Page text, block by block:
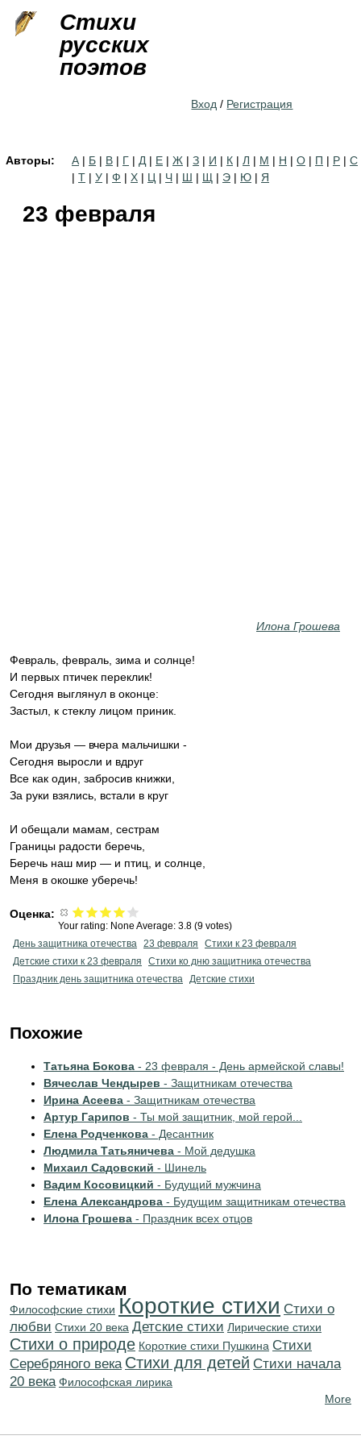
Стихи
русских
поэтов
Вход / Регистрация
Авторы: А | Б | В | Г | Д | Е | Ж | З | И | К | Л | М | Н | О | П | Р | С
| Т | У | Ф | Х | Ц | Ч | Ш | Щ | Э | Ю | Я
23 февраля
Илона Грошева
Февраль, февраль, зима и солнце!
И первых птичек переклик!
Сегодня выглянул в оконце:
Застыл, к стеклу лицом приник.
Мои друзья — вчера мальчишки -
Сегодня выросли и вдруг
Все как один, забросив книжки,
За руки взялись, встали в круг
И обещали мамам, сестрам
Границы радости беречь,
Беречь наш мир — и птиц, и солнце,
Меня в окошке уберечь!
Оценка:
Your rating: None Average: 3.8 (9 votes)
День защитника отечества 23 февраля
Стихи к 23 февраля
Детские стихи к 23 февраля
Стихи ко дню защитника отечества
Праздник день защитника отечества Детские стихи
Похожие
Татьяна Бокова - 23 февраля - День армейской славы!
Вячеслав Чендырев - Защитникам отечества
Ирина Асеева - Защитникам отечества
Артур Гарипов - Ты мой защитник, мой герой...
Елена Родченкова - Десантник
Людмила Татьяничева - Мой дедушка
Михаил Садовский - Шинель
Вадим Косовицкий - Будущий мужчина
Елена Александрова - Будущим защитникам отечества
Илона Грошева - Праздник всех отцов
По тематикам
Философские стихи Короткие стихи Стихи о
любви Стихи 20 века Детские стихи Лирические стихи
Стихи о природе Короткие стихи Пушкина Cтихи
Серебряного века Стихи для детей Cтихи начала
20 века Философская лирика
More